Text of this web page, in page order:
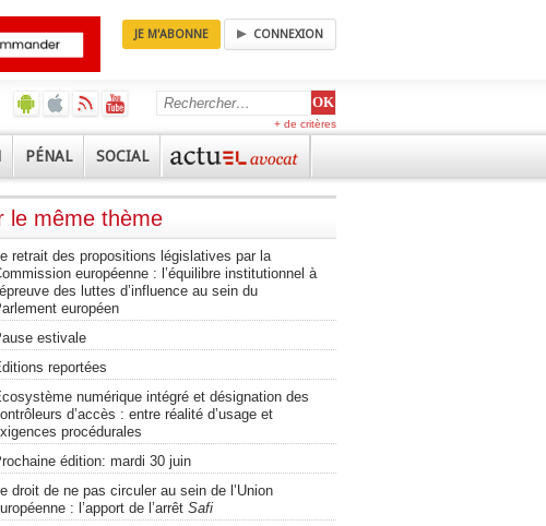
JE M'ABONNE CONNEXION
+ de critères
PÉNAL SOCIAL
le même thème
retrait des propositions législatives par la
européenne : l’équilibre institutionnel à
des luttes d’influence au sein du
européen
estivale
reportées
numérique intégré et désignation des
d’accès : entre réalité d’usage et
procédurales
édition: mardi 30 juin
droit de ne pas circuler au sein de l’Union
: l’apport de l’arrêt Safi